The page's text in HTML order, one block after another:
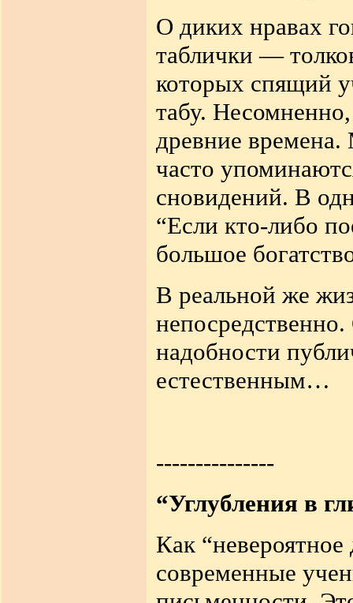
О диких нравах
таблички —
которых спящий
табу.
древние времена.
часто
сновидений. В
“Если кто-либо
большое
В реальной же
непосредственно.
надобности
естественным…
---------------
“Углубления в
Как
современные